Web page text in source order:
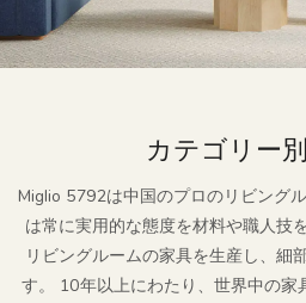
カテゴリー
Miglio 5792は中国のプロのリビング
は常に実用的な態度を材料や職人技
リビングルームの家具を生産し、細
す。 10年以上にわたり、世界中の家